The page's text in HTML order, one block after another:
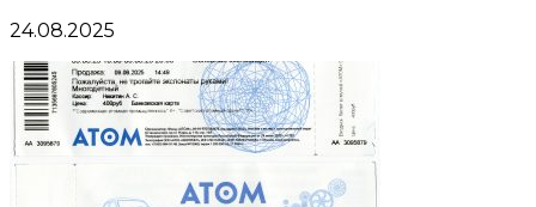
24.08.2025